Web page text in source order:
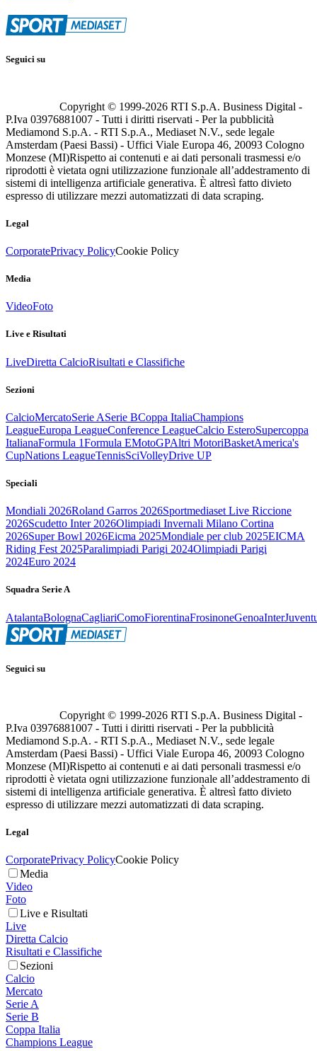
Seguici su
Copyright © 1999-2026 RTI S.p.A. Business Digital -
P.Iva 03976881007 - Tutti i diritti riservati - Per la pubblicità
Mediamond S.p.A. - RTI S.p.A., Mediaset N.V., sede legale
Amsterdam (Paesi Bassi) - Uffici Viale Europa 46, 20093 Cologno
Monzese (MI)Rispetto ai contenuti e ai dati personali trasmessi e/o
riprodotti è vietata ogni utilizzazione funzionale all’addestramento di
sistemi di intelligenza artificiale generativa. È altresì fatto divieto
espresso di utilizzare mezzi automatizzati di data scraping.
Legal
CorporatePrivacy PolicyCookie Policy
Media
VideoFoto
Live e Risultati
LiveDiretta CalcioRisultati e Classifiche
Sezioni
CalcioMercatoSerie ASerie BCoppa ItaliaChampions
LeagueEuropa LeagueConference LeagueCalcio EsteroSupercoppa
ItalianaFormula 1Formula EMotoGPAltri MotoriBasketAmerica's
CupNations LeagueTennisSciVolleyDrive UP
Speciali
Mondiali 2026Roland Garros 2026Sportmediaset Live Riccione
2026Scudetto Inter 2026Olimpiadi Invernali Milano Cortina
2026Super Bowl 2026Eicma 2025Mondiale per club 2025EICMA
Riding Fest 2025Paralimpiadi Parigi 2024Olimpiadi Parigi
2024Euro 2024
Squadra Serie A
AtalantaBolognaCagliariComoFiorentinaFrosinoneGenoaInter
Seguici su
Copyright © 1999-2026 RTI S.p.A. Business Digital -
P.Iva 03976881007 - Tutti i diritti riservati - Per la pubblicità
Mediamond S.p.A. - RTI S.p.A., Mediaset N.V., sede legale
Amsterdam (Paesi Bassi) - Uffici Viale Europa 46, 20093 Cologno
Monzese (MI)Rispetto ai contenuti e ai dati personali trasmessi e/o
riprodotti è vietata ogni utilizzazione funzionale all’addestramento di
sistemi di intelligenza artificiale generativa. È altresì fatto divieto
espresso di utilizzare mezzi automatizzati di data scraping.
Legal
CorporatePrivacy PolicyCookie Policy
Media
Video
Foto
Live e Risultati
Live
Diretta Calcio
Risultati e Classifiche
Sezioni
Calcio
Mercato
Serie A
Serie B
Coppa Italia
Champions League